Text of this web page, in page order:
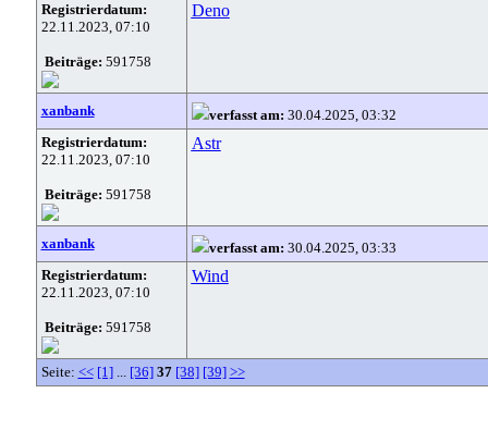
Registrierdatum:
22.11.2023, 07:10
Beiträge: 591758
Deno
xanbank verfasst am: 30.04.2025, 03:32
Registrierdatum:
22.11.2023, 07:10
Beiträge: 591758
Astr
xanbank verfasst am: 30.04.2025, 03:33
Registrierdatum:
22.11.2023, 07:10
Beiträge: 591758
Wind
Seite: << [1]... [36] 37 [38] [39] >>